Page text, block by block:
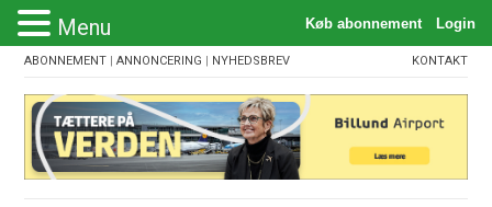
ABONNEMENT |ANNONCERING | NYHEDSBREV KONTAKT
Menu